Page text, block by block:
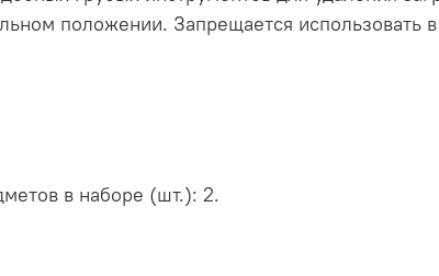
положении. Запрещается использовать
в наборе (шт.): 2.